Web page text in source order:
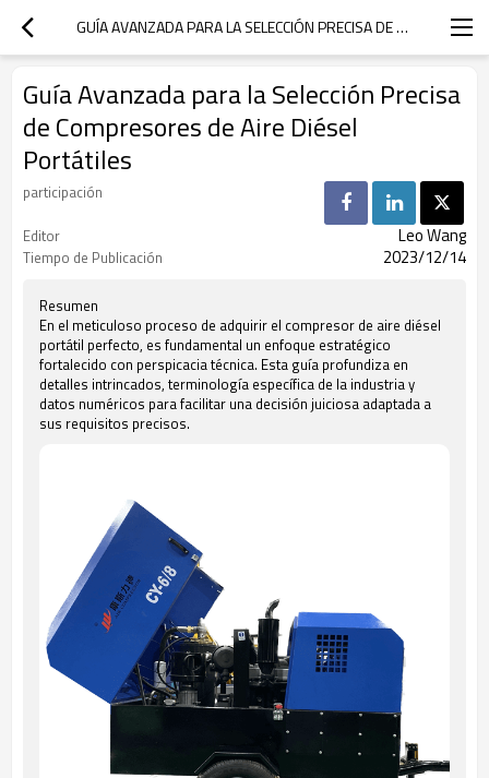
GUÍA AVANZADA PARA LA SELECCIÓN PRECISA DE COMPRESORES DE AIRE DIÉSEL PORTÁTILES
Guía Avanzada para la Selección Precisa
de Compresores de Aire Diésel
Portátiles
participación
Editor
Leo Wang
Tiempo de Publicación 2023/12/14
Resumen
En el meticuloso proceso de adquirir el compresor de aire diésel
portátil perfecto, es fundamental un enfoque estratégico
fortalecido con perspicacia técnica. Esta guía profundiza en
detalles intrincados, terminología específica de la industria y
datos numéricos para facilitar una decisión juiciosa adaptada a
sus requisitos precisos.